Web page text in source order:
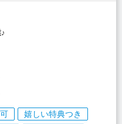
嬉しい特典つき